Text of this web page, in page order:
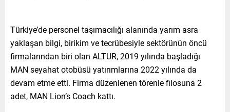
Türkiye’de personel taşımacılığı alanında yarım asra
yaklaşan bilgi, birikim ve tecrübesiyle sektörünün öncü
firmalarından biri olan ALTUR, 2019 yılında başladığı
MAN seyahat otobüsü yatırımlarına 2022 yılında da
devam etme etti. Firma düzenlenen törenle filosuna 2
adet, MAN Lion’s Coach kattı.